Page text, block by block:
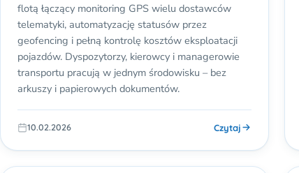
flotą łączący monitoring GPS wielu dostawców
telematyki, automatyzację statusów przez
geofencing i pełną kontrolę kosztów eksploatacji
pojazdów. Dyspozytorzy, kierowcy i managerowie
transportu pracują w jednym środowisku – bez
arkuszy i papierowych dokumentów.
10.02.2026 Czytaj